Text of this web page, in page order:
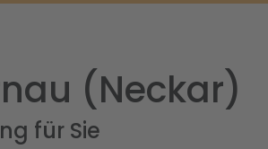
(Neckar)
für Sie